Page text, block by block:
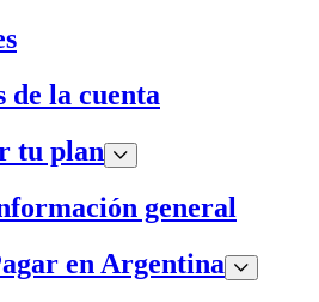
de la cuenta
tu plan
general
en Argentina